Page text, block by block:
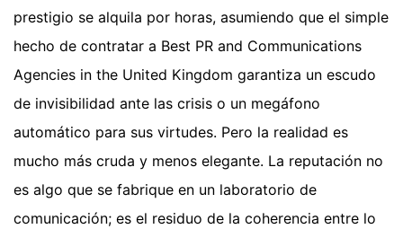
prestigio se alquila por horas, asumiendo que el simple
hecho de contratar a Best PR and Communications
Agencies in the United Kingdom garantiza un escudo
de invisibilidad ante las crisis o un megáfono
automático para sus virtudes. Pero la realidad es
mucho más cruda y menos elegante. La reputación no
es algo que se fabrique en un laboratorio de
comunicación; es el residuo de la coherencia entre lo